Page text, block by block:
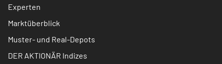
Experten
Marktüberblick
Muster- und Real-Depots
DER AKTIONÄR Indizes